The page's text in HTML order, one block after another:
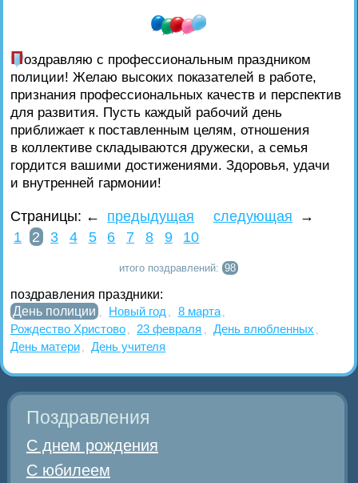
Поздравляю с профессиональным праздником
полиции! Желаю высоких показателей в работе,
признания профессиональных качеств и перспектив
для развития. Пусть каждый рабочий день
приближает к поставленным целям, отношения
в коллективе складываются дружески, а семья
гордится вашими достижениями. Здоровья, удачи
и внутренней гармонии!
Страницы: ← предыдущая следующая
→
1
2 3 4 5 6 7 8 9 10
итого поздравлений:98
поздравления праздники:
День полиции , Новый год , 8 марта ,
Рождество Христово , 23 февраля , День влюбленных ,
День матери , День учителя
Поздравления
С днем рождения
С юбилеем